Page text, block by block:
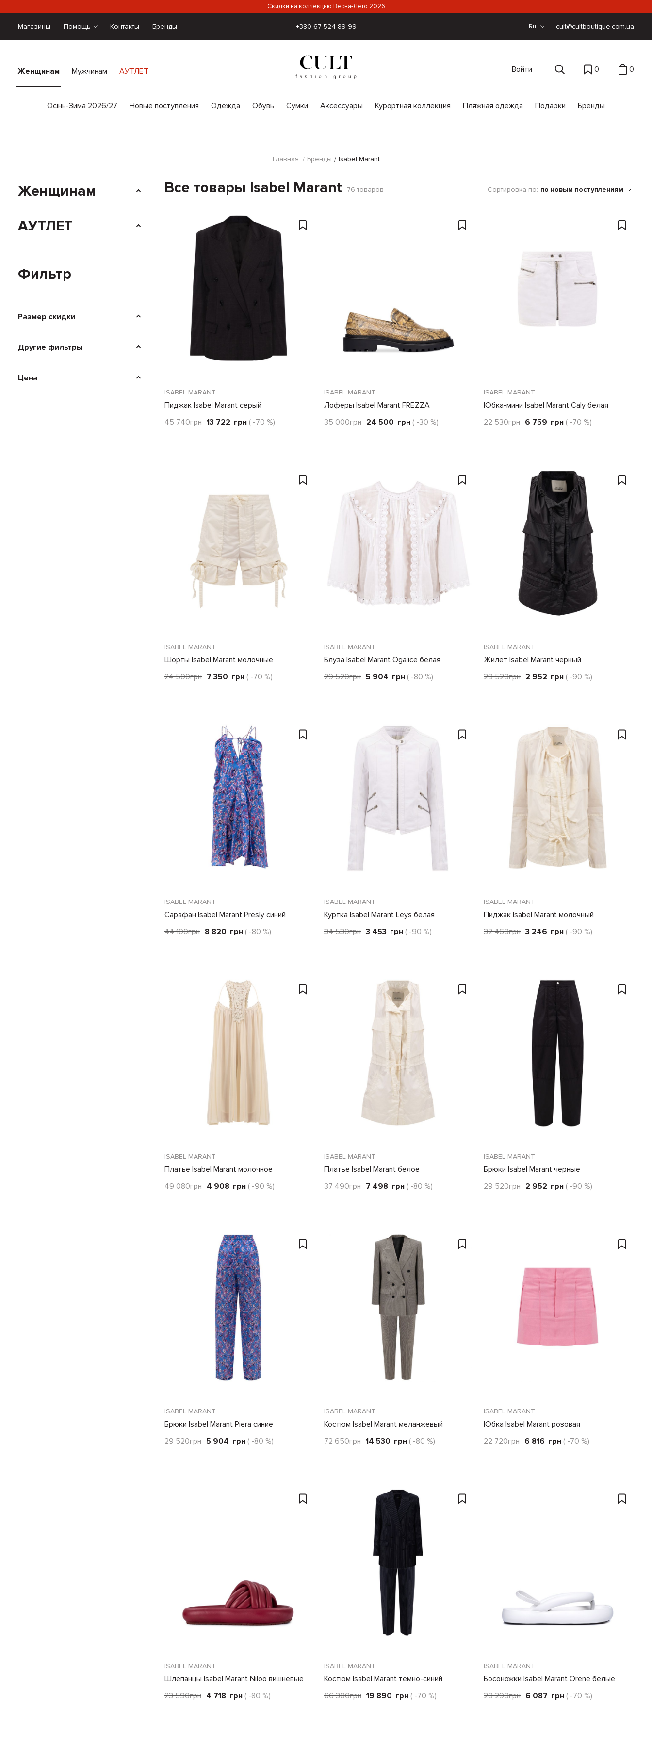
Скидки на коллекцию Весна-Лето 2026
Магазины Помощь Контакты Бренды +380 67 524 89 99 Ru cult@cultboutique.com.ua
Женщинам
Осінь-Зима 2026/27 Новые поступления Одежда Обувь Сумки Аксессуары Курортная коллекция Пляжная одежда Подарки Бренды
Мужчинам АУТЛЕТ Войти 0 0
Главная Бренды Isabel Marant
Женщинам
АУТЛЕТ
Фильтр
Размер скидки
Другие фильтры
Цена
Все товары Isabel Marant 76 товаров Сортировка по: по новым поступлениям
ISABEL MARANT
Пиджак Isabel Marant серый
45 740грн 13 722 грн ( -70 %)
ISABEL MARANT
Лоферы Isabel Marant FREZZA
коричневые
35 000грн 24 500 грн ( -30 %)
ISABEL MARANT
Юбка-мини Isabel Marant Caly белая
22 530грн 6 759 грн ( -70 %)
ISABEL MARANT
Шорты Isabel Marant молочные
24 500грн 7 350 грн ( -70 %)
ISABEL MARANT
Блуза Isabel Marant Ogalice белая
29 520грн 5 904 грн ( -80 %)
ISABEL MARANT
Жилет Isabel Marant черный
29 520грн 2 952 грн ( -90 %)
ISABEL MARANT
Сарафан Isabel Marant Presly синий
44 100грн 8 820 грн ( -80 %)
ISABEL MARANT
Куртка Isabel Marant Leys белая
34 530грн 3 453 грн ( -90 %)
ISABEL MARANT
Пиджак Isabel Marant молочный
32 460грн 3 246 грн ( -90 %)
ISABEL MARANT
Платье Isabel Marant молочное
49 080грн 4 908 грн ( -90 %)
ISABEL MARANT
Платье Isabel Marant белое
37 490грн 7 498 грн ( -80 %)
ISABEL MARANT
Брюки Isabel Marant черные
29 520грн 2 952 грн ( -90 %)
ISABEL MARANT
Брюки Isabel Marant Piera синие
29 520грн 5 904 грн ( -80 %)
ISABEL MARANT
Костюм Isabel Marant меланжевый
72 650грн 14 530 грн ( -80 %)
ISABEL MARANT
Юбка Isabel Marant розовая
22 720грн 6 816 грн ( -70 %)
ISABEL MARANT
Шлепанцы Isabel Marant Niloo вишневые
23 590грн 4 718 грн ( -80 %)
ISABEL MARANT
Костюм Isabel Marant темно-синий
66 300грн 19 890 грн ( -70 %)
ISABEL MARANT
Босоножки Isabel Marant Orene белые
20 290грн 6 087 грн ( -70 %)